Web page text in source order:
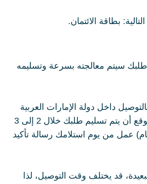
بطاقة الائتمان.
طلبك سيتم معالجته بسرعة وتسليمه
داخل دولة الإمارات العربية
المتحدة، ومن المتوقع أن يتم تسليم طلبك خلال 2 إلى 3
عمل من يوم استلامك رسالة تأكيد
قد يختلف وقت التوصيل، لذا